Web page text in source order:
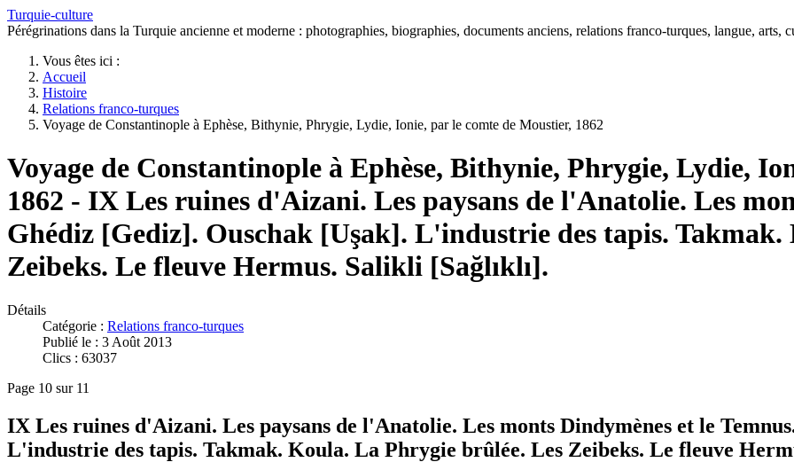
Turquie-culture
Pérégrinations dans la Turquie ancienne et moderne : photographies, biographies, documents anciens, relations franco-turques, langue, arts,
Vous êtes ici :
Accueil
Histoire
Relations franco-turques
Voyage de Constantinople à Ephèse, Bithynie, Phrygie, Lydie, Ionie, par le comte de Moustier, 1862
Voyage de Constantinople à Ephèse, Bithynie, Phrygie, Lydie,
1862 - IX Les ruines d'Aizani. Les paysans de l'Anatolie. Les
Ghédiz [Gediz]. Ouschak [Uşak]. L'industrie des tapis.
Zeibeks. Le fleuve Hermus. Salikli [Sağlıklı].
Détails
Catégorie : Relations franco-turques
Publié le : 3 Août 2013
Clics : 63037
Page 10 sur 11
IX Les ruines d'Aizani. Les paysans de l'Anatolie. Les monts Dindymènes et le
L'industrie des tapis. Takmak. Koula. La Phrygie brûlée. Les Zeibeks. Le fleuve